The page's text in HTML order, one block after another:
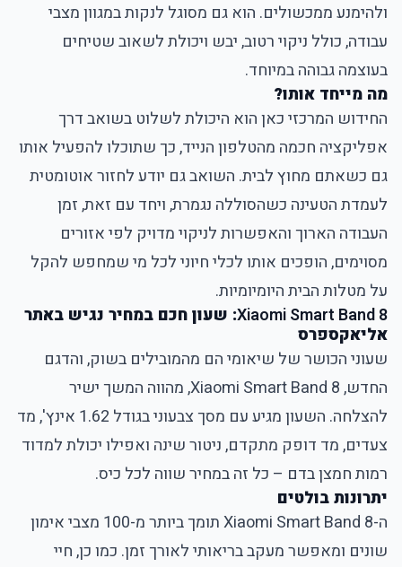
ולהימנע ממכשולים. הוא גם מסוגל לנקות במגוון מצבי
עבודה, כולל ניקוי רטוב, יבש ויכולת לשאוב שטיחים
בעוצמה גבוהה במיוחד.
מה מייחד אותו?
החידוש המרכזי כאן הוא היכולת לשלוט בשואב דרך
אפליקציה חכמה מהטלפון הנייד, כך שתוכלו להפעיל אותו
גם כשאתם מחוץ לבית. השואב גם יודע לחזור אוטומטית
לעמדת הטעינה כשהסוללה נגמרת, ויחד עם זאת, זמן
העבודה הארוך והאפשרות לניקוי מדויק לפי אזורים
מסוימים, הופכים אותו לכלי חיוני לכל מי שמחפש להקל
על מטלות הבית היומיומיות.
Xiaomi Smart Band 8: שעון חכם במחיר נגיש באתר
אליאקספרס
שעוני הכושר של שיאומיהם מהמובילים בשוק, והדגם
החדש, Xiaomi Smart Band 8, מהווה המשך ישיר
להצלחה. השעון מגיע עם מסך צבעוני בגודל 1.62 אינץ', מד
צעדים, מד דופק מתקדם, ניטור שינה ואפילו יכולת למדוד
רמות חמצן בדם – כל זה במחיר שווה לכל כיס.
יתרונות בולטים
ה-Xiaomi Smart Band 8 תומך ביותר מ-100 מצבי אימון
שונים ומאפשר מעקב בריאותי לאורך זמן. כמו כן, חיי